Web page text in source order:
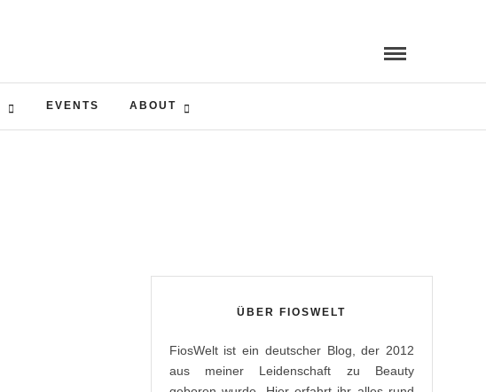
EVENTS ABOUT
ÜBER FIOSWELT
FiosWelt ist ein deutscher Blog, der 2012
aus meiner Leidenschaft zu Beauty